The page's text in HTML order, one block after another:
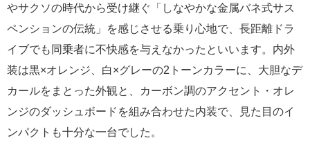
やサクソの時代から受け継ぐ「しなやかな金属バネ式サス
ペンションの伝統」を感じさせる乗り心地で、長距離ドラ
イブでも同乗者に不快感を与えなかったといいます。内外
装は黒×オレンジ、白×グレーの2トーンカラーに、大胆なデ
カールをまとった外観と、カーボン調のアクセント・オレ
ンジのダッシュボードを組み合わせた内装で、見た目のイ
ンパクトも十分な一台でした。